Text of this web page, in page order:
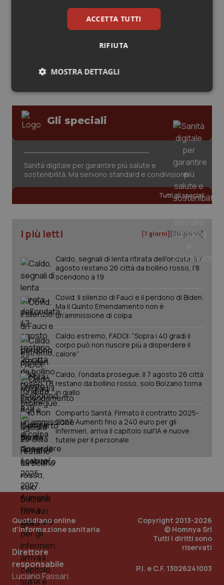
Umbria
Valle D’Aosta
Veneto
Malattie rare
Oftalmologia
Oncodermatologia
Oncoematologia
Oncologia & Nutrizione
Quotidiano Cardiologia
Quotidiano Chirurgia
Quotidiano Oncologia
Quotidiano Pediatria
Rene & patologie urogenitali
Salute orale & impianti
Sangue & coagulazione
Tiroide
Tumore al seno
Tumore ovarico
Tumori del Polmone & Testa Collo
Tumori gastrointestinali
Ulcera & Reflusso
Vaccini
odontoiatrico: applicazioni concrete e
uso protetto
Gli speciali
Sanità digitale per garantire più salute e
sostenibilità. Ma servono standard e condivisione
Tutti gli speciali
I più letti [7 giorni] [30 giorni]
Caldo, segnali di lenta ritirata dell'ondata: il 7
agosto restano 26 città da bollino rosso, l'8
scendono a 19
Covid. Il silenzio di Fauci e il perdono di Biden.
Ma il Quinto Emendamento non è
un’ammissione di colpa
Caldo estremo, FADOI: “Sopra i 40 gradi il
corpo può non riuscire più a disperdere il
calore”
Caldo, l’ondata prosegue. Il 7 agosto 26 città
restano da bollino rosso, solo Bolzano torna
in giallo
Comparto Sanità. Firmato il contratto 2025-
2027. Aumenti fino a 240 euro per gli
infermieri, arriva il capitolo sull'IA e nuove
tutele per il personale
Quotidiano online
d'informazione sanitaria
Direttore
responsabile
Luciano Fassari
Copyright 2013-2026
© Homnya Srl
Tutti i diritti sono
riservati
P.I. e C.F. 13026241003
ACCETTA TUTTI
RIFIUTA
MOSTRA DETTAGLI
Necessari Statistici Marketing
Necessari Statistici Marketing
protette del sito. Il sito web non è in grado di
Nome
Fornitore Dominio
CookieScriptConsent
www.quotidianosanita.it
tracking-sites-ironfish-
www.quotidianosanita.it
2